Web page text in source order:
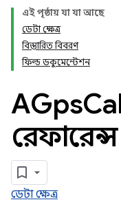
এই পৃষ্ঠায় যা যা আছে
ডেটা ক্ষেত্র
বিস্তারিত বিবরণ
ফিল্ড ডকুমেন্টেশন
AGps
রেফারেন্স
ডেটা ক্ষেত্র